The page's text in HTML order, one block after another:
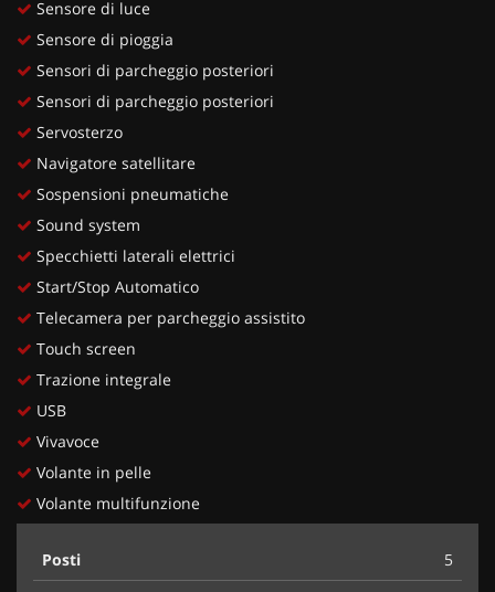
Sensore di luce
Sensore di pioggia
Sensori di parcheggio posteriori
Sensori di parcheggio posteriori
Servosterzo
Navigatore satellitare
Sospensioni pneumatiche
Sound system
Specchietti laterali elettrici
Start/Stop Automatico
Telecamera per parcheggio assistito
Touch screen
Trazione integrale
USB
Vivavoce
Volante in pelle
Volante multifunzione
Posti
5